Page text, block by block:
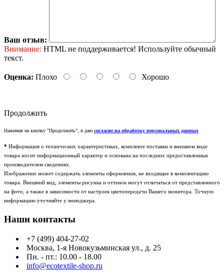
Ваш отзыв:
Внимание: HTML не поддерживается! Используйте обычный
текст.
Оценка: Плохо Хорошо
Продолжить
Нажимая на кнопку "Продолжить", я даю согласие на обработку персональных данных
* Информация о технических характеристиках, комплекте поставки и внешнем виде
товара носит информационный характер и основана на последних предоставленных
производителем сведениях.
Изображение может содержать элементы оформления, не входящие в комплектацию
товара. Внешний вид, элементы рисунка и оттенок могут отличаться от представленного
на фото, а также в зависимости от настроек цветопередачи Вашего монитора. Точную
информацию уточняйте у менеджера.
Наши контакты
+7 (499) 404-27-02
Москва, 1-я Новокузьминская ул., д. 25
Пн. - пт.: 10.00 - 18.00
info@ecotextile-shop.ru